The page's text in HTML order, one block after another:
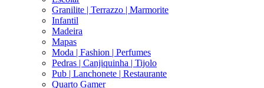
Granilite | Terrazzo | Marmorite
Infantil
Madeira
Mapas
Moda | Fashion | Perfumes
Pedras | Canjiquinha | Tijolo
Pub | Lanchonete | Restaurante
Quarto Gamer